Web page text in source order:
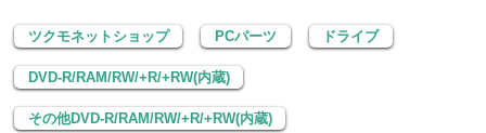
ツクモネットショップ PCパーツ ドライブ
DVD-R/RAM/RW/+R/+RW(内蔵)
その他DVD-R/RAM/RW/+R/+RW(内蔵)